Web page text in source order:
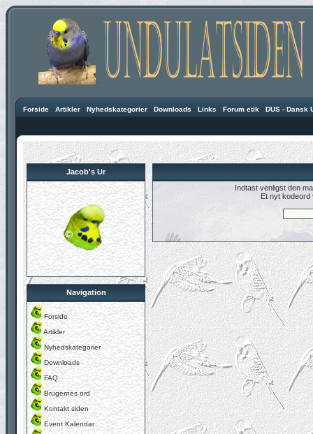
Forside · Artikler · Nyhedskategorier · Downloads · Links · Forum etik · DUS - Dansk
Jacob's Ur
Navigation
Forside
Artikler
Nyhedskategorier
Downloads
FAQ
Brugernes ord
Kontakt siden
Event Kalendar
Indtast venligst den
Et nyt kodeord